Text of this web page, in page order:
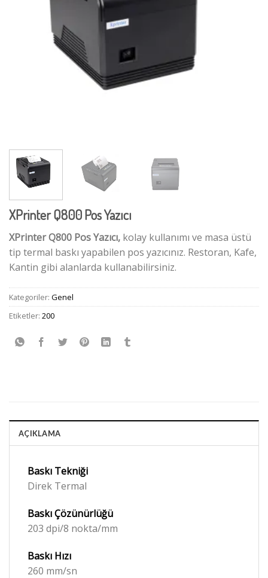
XPrinter Q800 Pos Yazıcı
XPrinter Q800 Pos Yazıcı, kolay kullanımı ve masa üstü
tip termal baskı yapabilen pos yazıcınız. Restoran, Kafe,
Kantin gibi alanlarda kullanabilirsiniz.
Kategoriler: Genel
Etiketler: 200
AÇIKLAMA
Baskı Tekniği
Direk Termal
BaskıÇözünürlüğü
203 dpi/8 nokta/mm
Baskı Hızı
260 mm/sn